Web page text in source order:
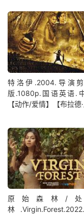
特洛伊.2004.导演
版.1080p.国语英语.
【动作/爱情】【布拉德·
原始森林/
林